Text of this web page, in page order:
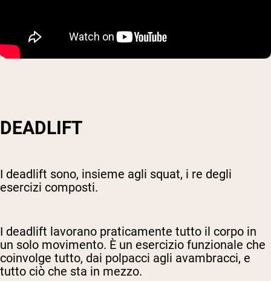
DEADLIFT
I deadlift sono, insieme agli squat, i re degli
esercizi composti.
I deadlift lavorano praticamente tutto il corpo in
un solo movimento. È un esercizio funzionale che
coinvolge tutto, dai polpacci agli avambracci, e
tutto ciò che sta in mezzo.